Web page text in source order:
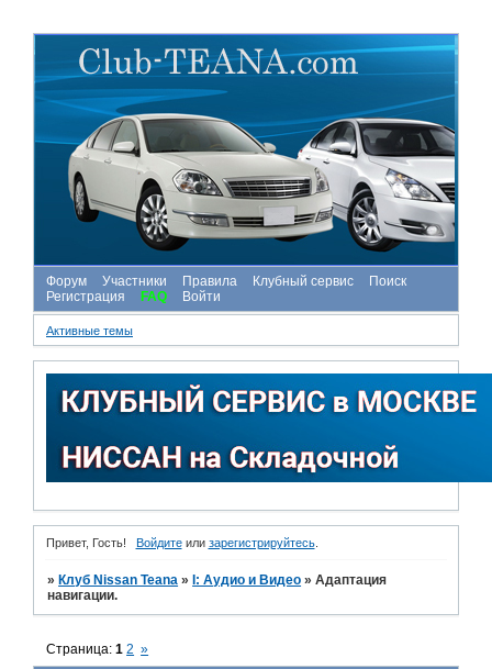
Форум Участники Правила Клубный сервис
Поиск
Регистрация
FAQ Войти
Активные темы
Привет, Гость! Войдитеили зарегистрируйтесь.
» Клуб Nissan Teana » I: Аудио и Bидео »Адаптация
навигации.
Страница:1 2 »